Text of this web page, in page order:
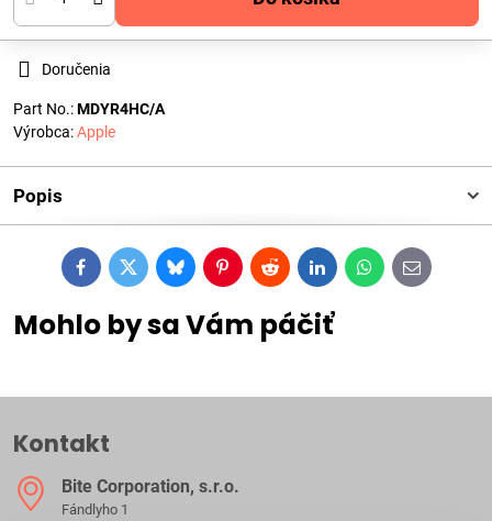
Doručenia
Part No.:MDYR4HC/A
Výrobca:Apple
Popis
FacebookTwitterBlueskyPinterestRedditLinkedInWhatsApp
E-
mail
Mohlo by sa Vám páčiť
Kontakt
Bite Corporation, s​.r​.o​.
Fándlyho 1